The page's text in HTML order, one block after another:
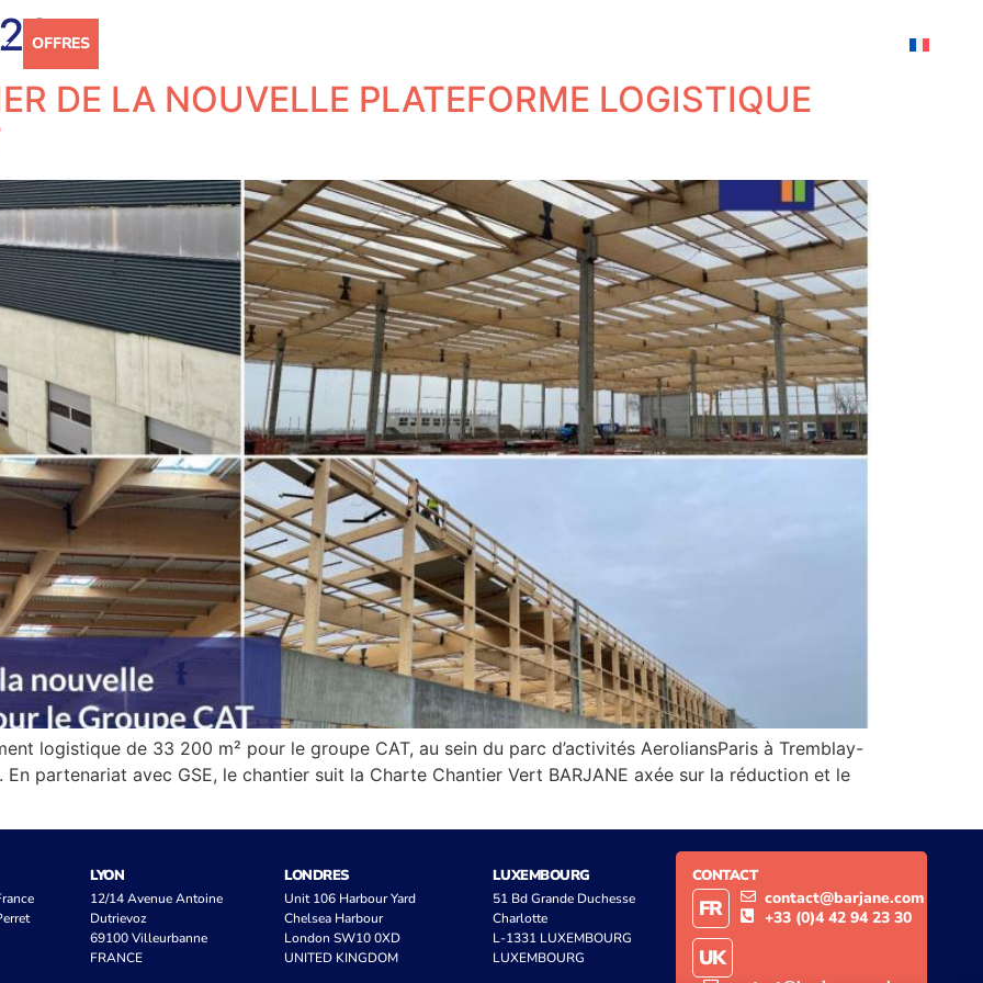
OFFRES
DE LA NOUVELLE PLATEFORME LOGISTIQUE
logistique de 33 200 m² pour le groupe CAT, au sein du parc d’activités AeroliansParis à Tremblay-
partenariat avec GSE, le chantier suit la Charte Chantier Vert BARJANE axée sur la réduction et le
LYON
12/14 Avenue Antoine
Dutrievoz
69100 Villeurbanne
FRANCE
LONDRES
Unit 106 Harbour Yard
Chelsea Harbour
London SW10 0XD
UNITED KINGDOM
LUXEMBOURG
51 Bd Grande Duchesse
Charlotte
L-1331 LUXEMBOURG
LUXEMBOURG
CONTACT
FR
contact@barjane.com
+33 (0)4 42 94 23 30
UK